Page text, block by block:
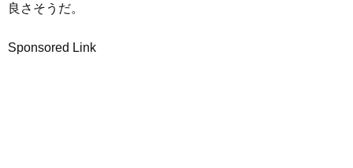
良さそうだ。
Sponsored Link